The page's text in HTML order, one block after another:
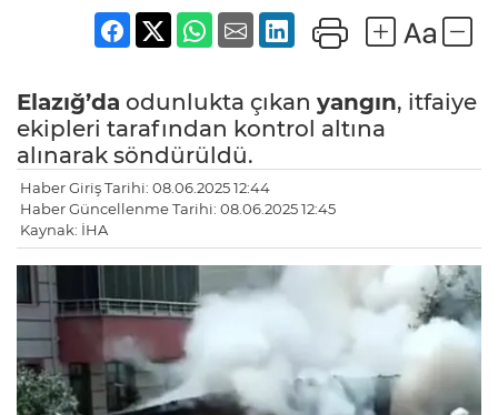
Elazığ’da odunlukta çıkan yangın, itfaiye
ekipleri tarafından kontrol altına
alınarak söndürüldü.
Haber Giriş Tarihi: 08.06.2025 12:44
Haber Güncellenme Tarihi: 08.06.2025 12:45
Kaynak: İHA